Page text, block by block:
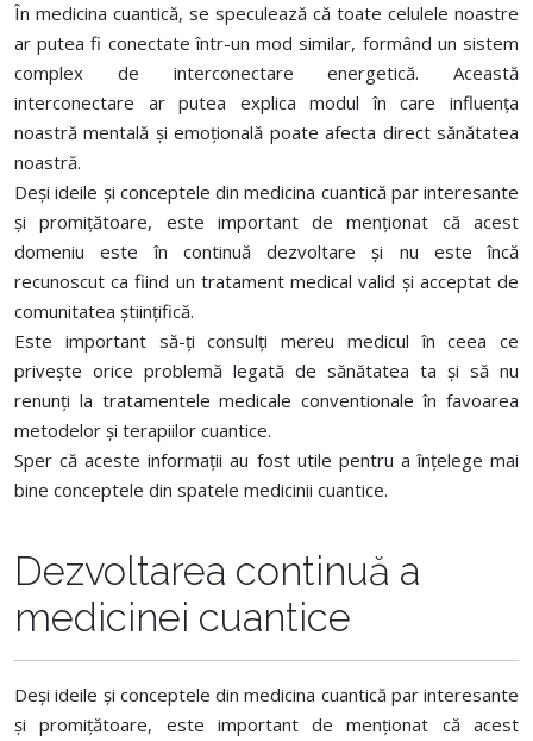
În medicina cuantică, se speculează că toate celulele noastre
ar putea fi conectate într-un mod similar, formând un sistem
complex de interconectare energetică. Această
interconectare ar putea explica modul în care influența
noastră mentală și emoțională poate afecta direct sănătatea
noastră.
Deși ideile și conceptele din medicina cuantică par interesante
și promițătoare, este important de menționat că acest
domeniu este în continuă dezvoltare și nu este încă
recunoscut ca fiind un tratament medical valid și acceptat de
comunitatea științifică.
Este important să-ți consulți mereu medicul în ceea ce
privește orice problemă legată de sănătatea ta și să nu
renunți la tratamentele medicale conventionale în favoarea
metodelor și terapiilor cuantice.
Sper că aceste informații au fost utile pentru a înțelege mai
bine conceptele din spatele medicinii cuantice.
Dezvoltarea continuă a
medicinei cuantice
Deși ideile și conceptele din medicina cuantică par interesante
și promițătoare, este important de menționat că acest